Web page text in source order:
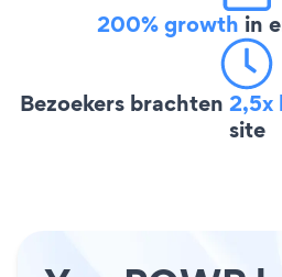
200% growth in
Bezoekers brachten 2,5x
site